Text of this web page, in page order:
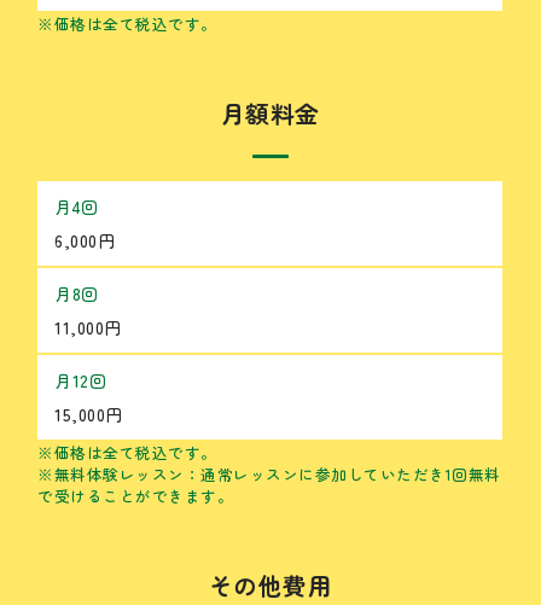
※価格は全て税込です。
月額料金
月4回
6,000円
月8回
11,000円
月12回
15,000円
※価格は全て税込です。
※無料体験レッスン：通常レッスンに参加していただき1回無料
で受けることができます。
その他費用